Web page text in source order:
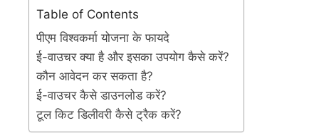
Table of Contents
पीएम विश्वकर्मा योजना के फायदे
ई-वाउचर क्या है और इसका उपयोग कैसे करें?
कौन आवेदन कर सकता है?
ई-वाउचर कैसे डाउनलोड करें?
टूल किट डिलीवरी कैसे ट्रैक करें?